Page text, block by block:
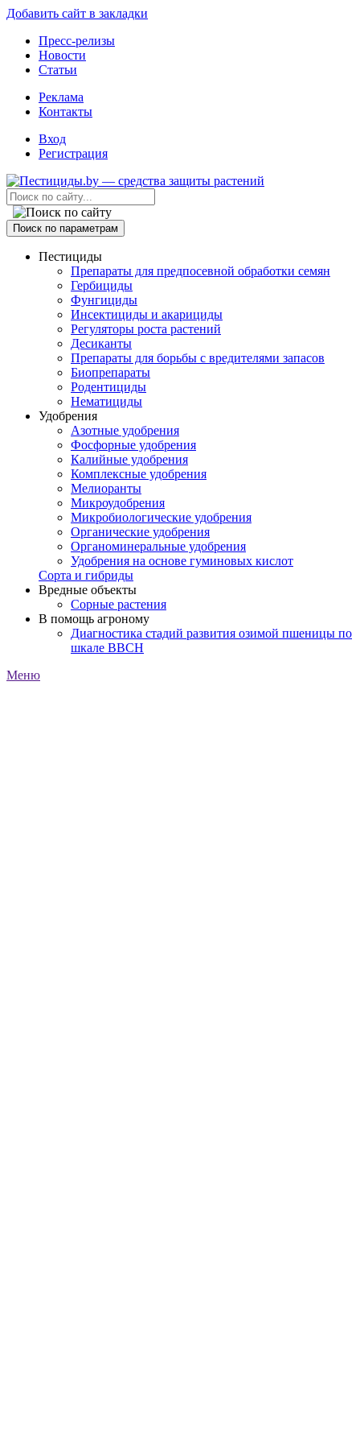
Добавить сайт в закладки
Пресс-релизы
Новости
Статьи
Реклама
Контакты
Вход
Регистрация
Поиск по параметрам
Пестициды
Препараты для предпосевной обработки семян
Гербициды
Фунгициды
Инсектициды и акарициды
Регуляторы роста растений
Десиканты
Препараты для борьбы с вредителями запасов
Биопрепараты
Родентициды
Нематициды
Удобрения
Азотные удобрения
Фосфорные удобрения
Калийные удобрения
Комплексные удобрения
Мелиоранты
Микроудобрения
Микробиологические удобрения
Органические удобрения
Органоминеральные удобрения
Удобрения на основе гуминовых кислот
Сорта и гибриды
Вредные объекты
Сорные растения
В помощь агроному
Диагностика стадий развития озимой пшеницы по
шкале ВВСН
Меню